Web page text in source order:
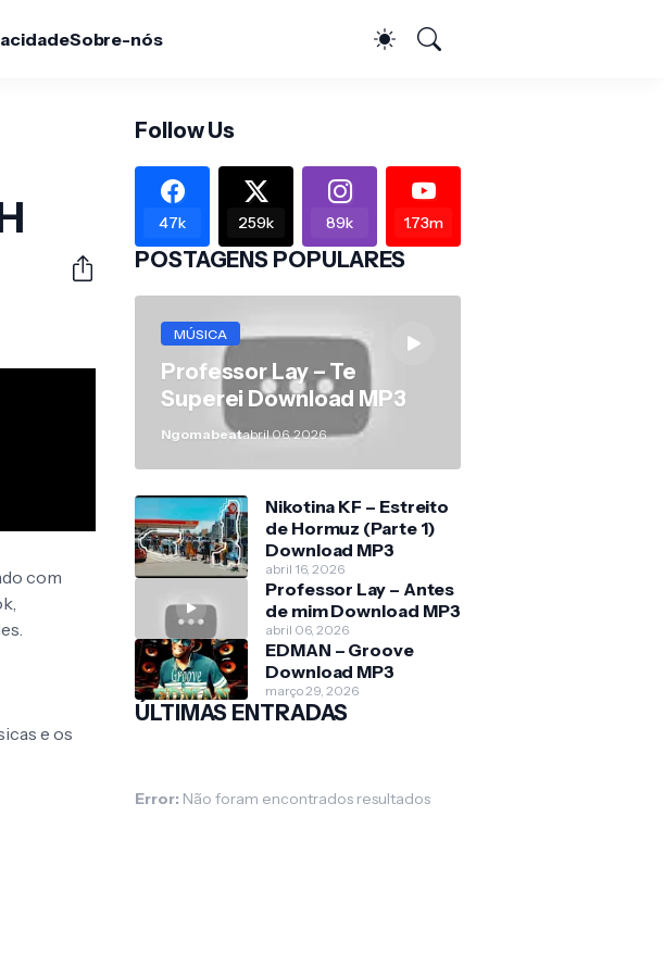
Sobre-nós
com
e os
Follow Us
47k 259k 89k 1.73m
POSTAGENS POPULARES
MÚSICA
Professor Lay – Te
Superei Download MP3
Ngomabeatabril 06, 2026
Nikotina KF – Estreito
de Hormuz (Parte 1)
Download MP3
abril 16, 2026
Professor Lay – Antes
de mim Download MP3
abril 06, 2026
EDMAN – Groove
Download MP3
março 29, 2026
ÚLTIMAS ENTRADAS
Error: Não foram encontrados resultados